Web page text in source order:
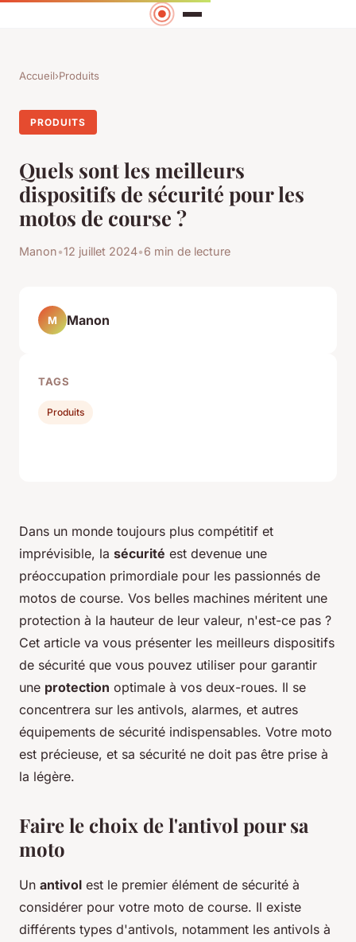
Accueil›Produits
PRODUITS
Quels sont les meilleurs
dispositifs de sécurité pour les
motos de course ?
Manon•12 juillet 2024•6 min de lecture
Dans un monde toujours plus compétitif et
imprévisible, la sécurité est devenue une
préoccupation primordiale pour les passionnés de
motos de course. Vos belles machines méritent une
protection à la hauteur de leur valeur, n'est-ce pas ?
Cet article va vous présenter les meilleurs dispositifs
de sécurité que vous pouvez utiliser pour garantir
une protection optimale à vos deux-roues. Il se
concentrera sur les antivols, alarmes, et autres
équipements de sécurité indispensables. Votre moto
est précieuse, et sa sécurité ne doit pas être prise à
la légère.
Faire le choix de l'antivol pour sa
moto
Un antivol est le premier élément de sécurité à
considérer pour votre moto de course. Il existe
différents types d'antivols, notamment les antivols à
M Manon
TAGS
Produits